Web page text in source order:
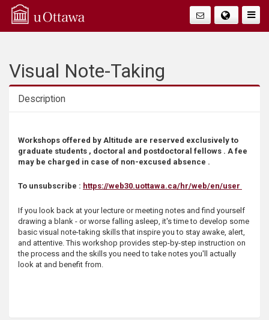
Q
Faire
Visual Note-Taking
Description
Workshops offered by Altitude are reserved exclusively to
graduate students , doctoral and postdoctoral fellows . A fee
may be charged in case of non-excused absence .
To unsubscribe : https://web30.uottawa.ca/hr/web/en/user
If you look back at your lecture or meeting notes and find yourself
drawing a blank - or worse falling asleep, it's time to develop some
basic visual note-taking skills that inspire you to stay awake, alert,
and attentive. This workshop provides step-by-step instruction on
the process and the skills you need to take notes you'll actually
look at and benefit from.